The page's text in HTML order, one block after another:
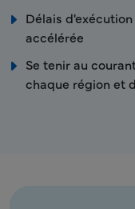
Délais
accélérée
Se tenir au
chaque région et